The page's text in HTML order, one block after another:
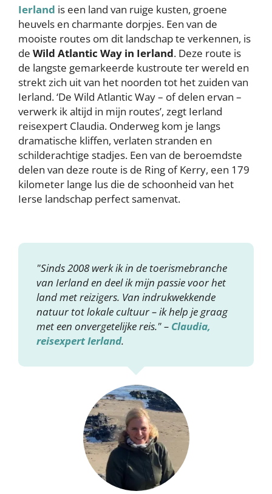
Ierland is een land van ruige kusten, groene
heuvels en charmante dorpjes. Een van de
mooiste routes om dit landschap te verkennen, is
de Wild Atlantic Way in Ierland. Deze route is
de langste gemarkeerde kustroute ter wereld en
strekt zich uit van het noorden tot het zuiden van
Ierland. ‘De Wild Atlantic Way – of delen ervan –
verwerk ik altijd in mijn routes’, zegt Ierland
reisexpert Claudia. Onderweg kom je langs
dramatische kliffen, verlaten stranden en
schilderachtige stadjes. Een van de beroemdste
delen van deze route is de Ring of Kerry, een 179
kilometer lange lus die de schoonheid van het
Ierse landschap perfect samenvat.
"Sinds 2008 werk ik in de toerismebranche
van Ierland en deel ik mijn passie voor het
land met reizigers. Van indrukwekkende
natuur tot lokale cultuur – ik help je graag
met een onvergetelijke reis." – Claudia,
reisexpert Ierland.